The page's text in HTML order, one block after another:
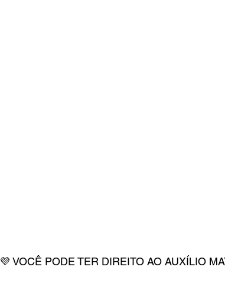
💜 VOCÊ PODE TER DIREITO AO AUXÍLIO